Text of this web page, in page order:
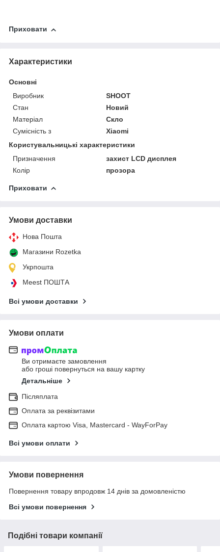
Приховати
Характеристики
Основні
Виробник
SHOOT
Стан
Новий
Матеріал
Скло
Сумісність з
Xiaomi
Користувальницькі характеристики
Призначення
захист LCD дисплея
Колір
прозора
Приховати
Умови доставки
Нова Пошта
Магазини Rozetka
Укрпошта
Meest ПОШТА
Всі умови доставки
Умови оплати
Ви отримаєте замовлення
або гроші повернуться на вашу картку
Детальніше
Післяплата
Оплата за реквізитами
Оплата картою Visa, Mastercard - WayForPay
Всі умови оплати
Умови повернення
Повернення товару впродовж 14 днів за домовленістю
Всі умови повернення
Подібні товари компанії